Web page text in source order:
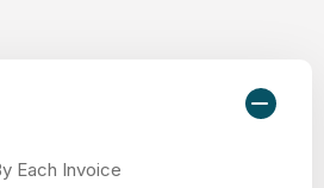
Each Invoice